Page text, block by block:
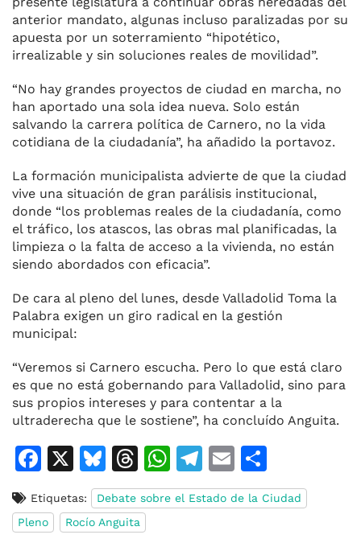
anterior mandato, algunas incluso paralizadas por su
apuesta por un soterramiento “hipotético,
irrealizable y sin soluciones reales de movilidad”.
“No hay grandes proyectos de ciudad en marcha, no
han aportado una sola idea nueva. Solo están
salvando la carrera política de Carnero, no la vida
cotidiana de la ciudadanía”, ha añadido la portavoz.
La formación municipalista advierte de que la ciudad
vive una situación de gran parálisis institucional,
donde “los problemas reales de la ciudadanía, como
el tráfico, los atascos, las obras mal planificadas, la
limpieza o la falta de acceso a la vivienda, no están
siendo abordados con eficacia”.
De cara al pleno del lunes, desde Valladolid Toma la
Palabra exigen un giro radical en la gestión
municipal:
“Veremos si Carnero escucha. Pero lo que está claro
es que no está gobernando para Valladolid, sino para
sus propios intereses y para contentar a la
ultraderecha que le sostiene”, ha concluído Anguita.
F
c
e
X
Bl
u
e
s
T
h
re
a
W
h
at
T
el
e
E
m
ai
o
m
Etiquetas:
Debate sobre el Estado de la Ciudad
Pleno
Rocío Anguita